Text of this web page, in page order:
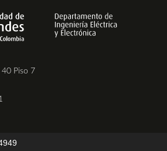
Piso 7